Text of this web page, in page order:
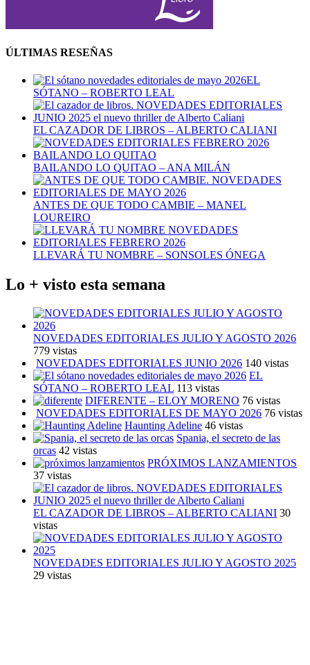
ÚLTIMAS RESEÑAS
EL
SÓTANO – ROBERTO LEAL
EL CAZADOR DE LIBROS – ALBERTO CALIANI
BAILANDO LO QUITAO – ANA MILÁN
ANTES DE QUE TODO CAMBIE – MANEL
LOUREIRO
LLEVARÁ TU NOMBRE – SONSOLES ÓNEGA
Lo + visto esta semana
NOVEDADES EDITORIALES JULIO Y AGOSTO 2026
779 vistas
NOVEDADES EDITORIALES JUNIO 2026 140 vistas
EL
SÓTANO – ROBERTO LEAL 113 vistas
DIFERENTE – ELOY MORENO 76 vistas
NOVEDADES EDITORIALES DE MAYO 2026 76 vistas
Haunting Adeline 46 vistas
Spania, el secreto de las
orcas 42 vistas
PRÓXIMOS LANZAMIENTOS
37 vistas
EL CAZADOR DE LIBROS – ALBERTO CALIANI 30
vistas
NOVEDADES EDITORIALES JULIO Y AGOSTO 2025
29 vistas